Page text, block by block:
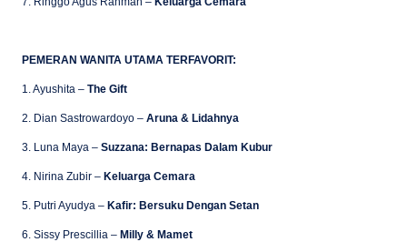
PEMERAN WANITA UTAMA TERFAVORIT:
1. Ayushita – The Gift
2. Dian Sastrowardoyo – Aruna & Lidahnya
3. Luna Maya – Suzzana: Bernapas Dalam Kubur
4. Nirina Zubir – Keluarga Cemara
5. Putri Ayudya – Kafir: Bersuku Dengan Setan
6. Sissy Prescillia – Milly & Mamet